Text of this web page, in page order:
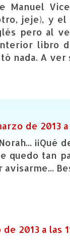
Manuel
jeje), y
pero al
libro
nada. A
de 2013 a
quedo tan
avisarme...
2013 a las